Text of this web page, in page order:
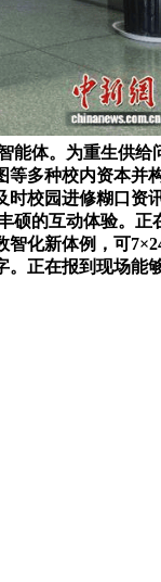
能体。为重生供
多种校内资本
校园进修糊口
硕的互动体验
化新体例，可
正在报到现场